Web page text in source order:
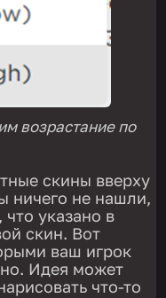
возрастание по
скины вверху
ничего не нашли,
указано в
скин. Вот
ваш игрок
Идея может
что-то